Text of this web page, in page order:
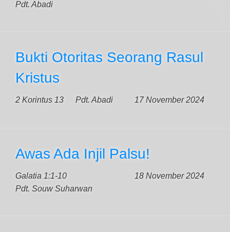
Pdt. Abadi
Bukti Otoritas Seorang Rasul
Kristus
2 Korintus 13 17 November 2024
Pdt. Abadi
Awas Ada Injil Palsu!
Galatia 1:1-10
18 November 2024
Pdt. Souw Suharwan